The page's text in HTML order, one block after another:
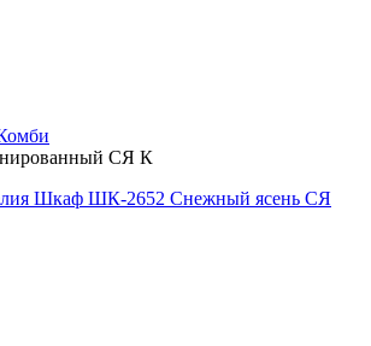
СЯ К
Шкаф ШК-2652 Снежный ясень СЯ